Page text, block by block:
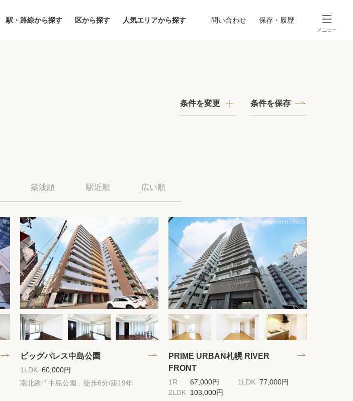
駅・路線から探す 区から探す 人気エリアから探す 問い合わせ 保存・履歴
メニュー
保存した物件
閲覧履歴
保存した検索条件
店舗紹介
条件を変更 条件を保存
築浅順 駅近順 広い順
ビッグパレス中島公園
1LDK 60,000円
南北線「中島公園」徒歩6分/築19年
PRIME URBAN札幌 RIVER
FRONT
1R 67,000円 1LDK 77,000円
2LDK
103,000円